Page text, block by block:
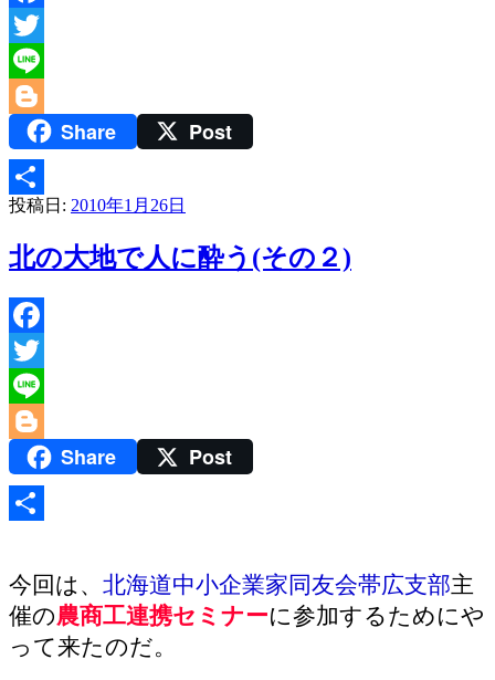
Facebook
Twitter
Line
BloggerShare Post
共
有
投稿日: 2010年1月26日
北の大地で人に酔う(その２)
Facebook
Twitter
Line
BloggerShare Post
有
今回は、 北海道中小企業家同友会帯広支部主
催の農商工連携セミナーに参加するためにや
って来たのだ。